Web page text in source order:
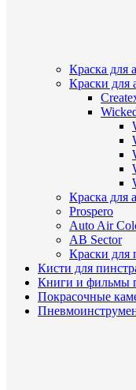
Краска для
Краски для
Краска для
Prospero
Auto Air
AB Sector
Краски для
Кисти для
Книги и фильмы
Покрасочные